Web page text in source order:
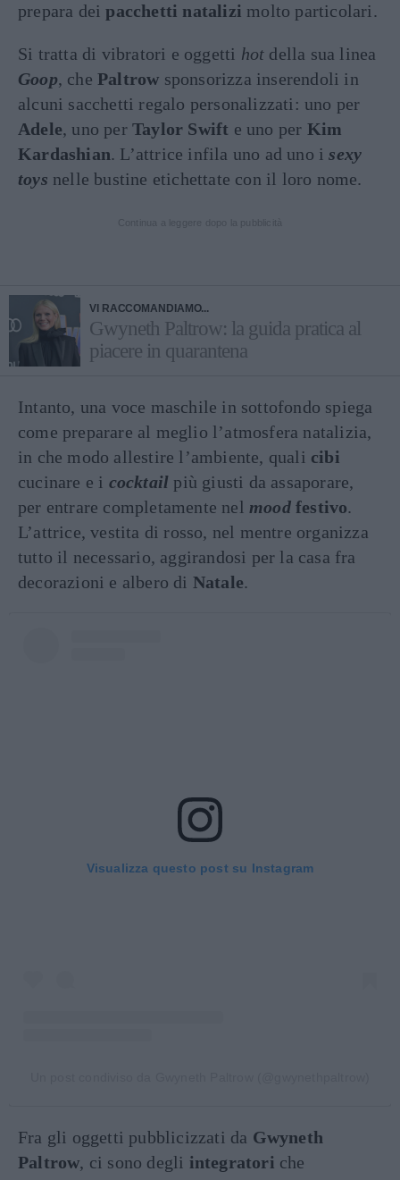
prepara deipacchetti natalizi molto particolari.
Si tratta di vibratori e oggetti hot della sua linea
Goop, chePaltrow sponsorizza inserendoli in
alcuni sacchetti regalo personalizzati: uno per
Adele, uno per Taylor Swift e uno per Kim
Kardashian. L’attrice infila uno ad uno isexy
toys nelle bustine etichettate con il loro nome.
VI RACCOMANDIAMO...
Gwyneth Paltrow: la guida pratica al
piacere in quarantena
Intanto, una voce maschile in sottofondo spiega
come preparare al meglio l’atmosfera natalizia,
in che modo allestire l’ambiente, quali cibi
cucinare e i cocktail più giusti da assaporare,
per entrare completamente nel moodfestivo.
L’attrice, vestita di rosso, nel mentre organizza
tutto il necessario, aggirandosi per la casa fra
decorazioni e albero di Natale.
Visualizza questo post su Instagram
Fra gli oggetti pubblicizzati da Gwyneth
Paltrow, ci sono degli integratori che